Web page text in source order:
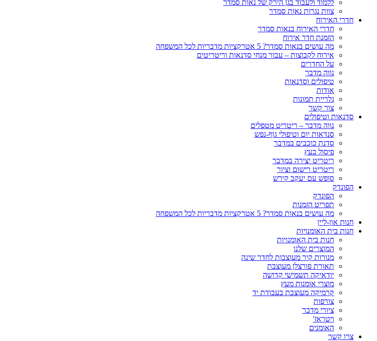
ללמוד ולעבוד בגן הירק של נאות סמדר
צוות נגרות נאות סמדר
חדרי האירוח
חדרי האירוח בנאות סמדר
הזמנת חדר אירוח
מה עושים בנאות סמדר? 5 אטרקציות מדבריות לכל המשפחה
אירוח לקבוצות – עבור מנחי סדנאות וריטריטים
על החדרים
נווה מדבר
טיפולים וסדנאות
אודות
גלריית תמונות
צור קשר
סדנאות וטיפולים
נווה מדבר – ריטריט מטפלים
סנדאות יום וטיפולי גוף-נפש
סדנת כוכבים במדבר
פיסול בעץ
ריטריט יצירה במדבר
ריטריט רישום וציור
סופש עם יעקב קירש
הפונדק
הפונדק
תפריט הזמנות
מה עושים בנאות סמדר? 5 אטרקציות מדבריות לכל המשפחה
חנות און-ליין
חנות בית האומנויות
חנות בית האומנויות
המוצרים שלנו
מנורות קיר מעוצבות לחדר שינה
תאורת פורצלן מעוצבת
יודאיקה תשמישי קדושה
מוצרי אומנות מעץ
קרמיקה מעוצבת בעבודת יד
צורפות
ציורי מדבר
ויטראז'
האומנים
צרו קשר